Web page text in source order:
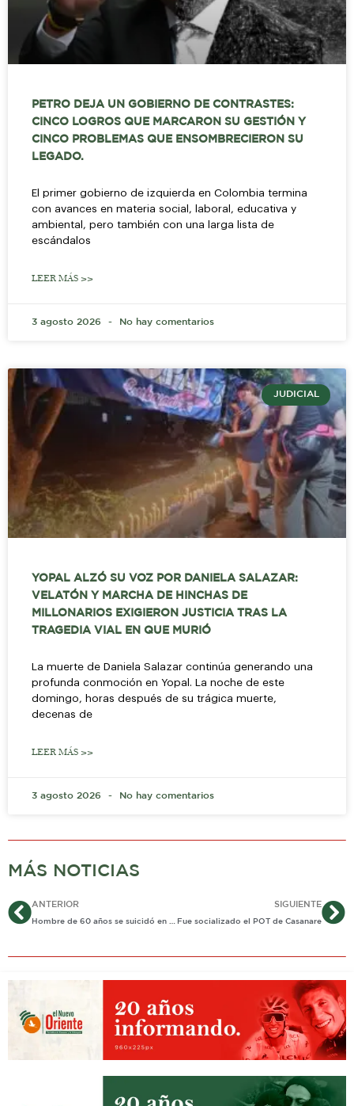
PETRO DEJA UN GOBIERNO DE CONTRASTES:
CINCO LOGROS QUE MARCARON SU GESTIÓN Y
CINCO PROBLEMAS QUE ENSOMBRECIERON SU
LEGADO.
El primer gobierno de izquierda en Colombia termina
con avances en materia social, laboral, educativa y
ambiental, pero también con una larga lista de
escándalos
LEER MÁS >>
3 agosto 2026 No hay comentarios
JUDICIAL
YOPAL ALZÓ SU VOZ POR DANIELA SALAZAR:
VELATÓN Y MARCHA DE HINCHAS DE
MILLONARIOS EXIGIERON JUSTICIA TRAS LA
TRAGEDIA VIAL EN QUE MURIÓ
La muerte de Daniela Salazar continúa generando una
profunda conmoción en Yopal. La noche de este
domingo, horas después de su trágica muerte,
decenas de
LEER MÁS >>
3 agosto 2026 No hay comentarios
MÁS NOTICIAS
AntANTERIOR
Hombre de 60 años se suicidó en la semana de lucha contra el suicidio
SIGUIENTE
Fue socializado el POT de Casanare